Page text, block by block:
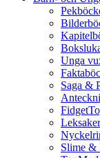
Unga
Saga &
Leksaker
Slime &